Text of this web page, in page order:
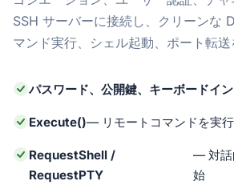
SSH サーバーに接続し、クリーンな
マンド実行、シェル起動、ポート転送
パスワード、公開鍵、キーボードイ
Execute()— リモートコマンドを実
RequestShell /
RequestPTY
— 対話
始